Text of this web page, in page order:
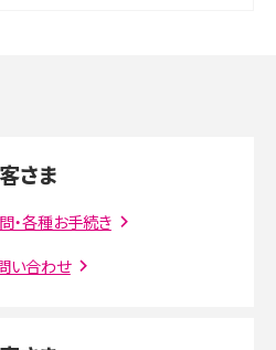
ごとの影響や復活・復元する方法も解説
デメリット、利用までの流れを解説
ト・デメリット、接続方法を解説
さま
・各種お手続き
い合わせ